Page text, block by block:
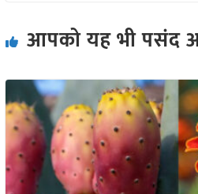
आपको यह भी पसंद